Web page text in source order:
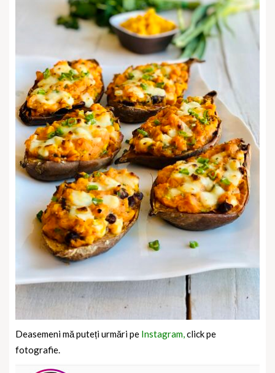
Deasemeni mă puteți urmări pe Instagram,click pe
fotografie.